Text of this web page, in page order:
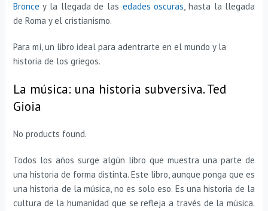
Bronce y la llegada de las edades oscuras, hasta la llegada
de Roma y el cristianismo.
Para mí, un libro ideal para adentrarte en el mundo y la
historia de los griegos.
La música: una historia subversiva. Ted
Gioia
No products found.
Todos los años surge algún libro que muestra una parte de
una historia de forma distinta. Este libro, aunque ponga que es
una historia de la música, no es solo eso. Es una historia de la
cultura de la humanidad que se refleja a través de la música.